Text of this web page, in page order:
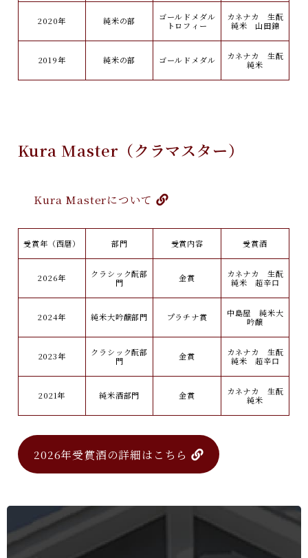
2020年 純米の部
ゴールドメダル
トロフィー
カネナカ 生酛
純米 山田錦
2019年 純米の部 ゴールドメダル
カネナカ 生酛
純米
Kura Master（クラマスター）
Kura Masterについて
受賞年（西暦） 部門 受賞内容 受賞酒
2026年
クラシック酛部
門
金賞
カネナカ 生酛
純米 超辛口
2024年 純米大吟醸部門 プラチナ賞
中島屋 純米大
吟醸
2023年
クラシック酛部
門
金賞
カネナカ 生酛
純米 超辛口
2021年 純米酒部門 金賞
カネナカ 生酛
純米
2026年受賞酒の詳細はこちら